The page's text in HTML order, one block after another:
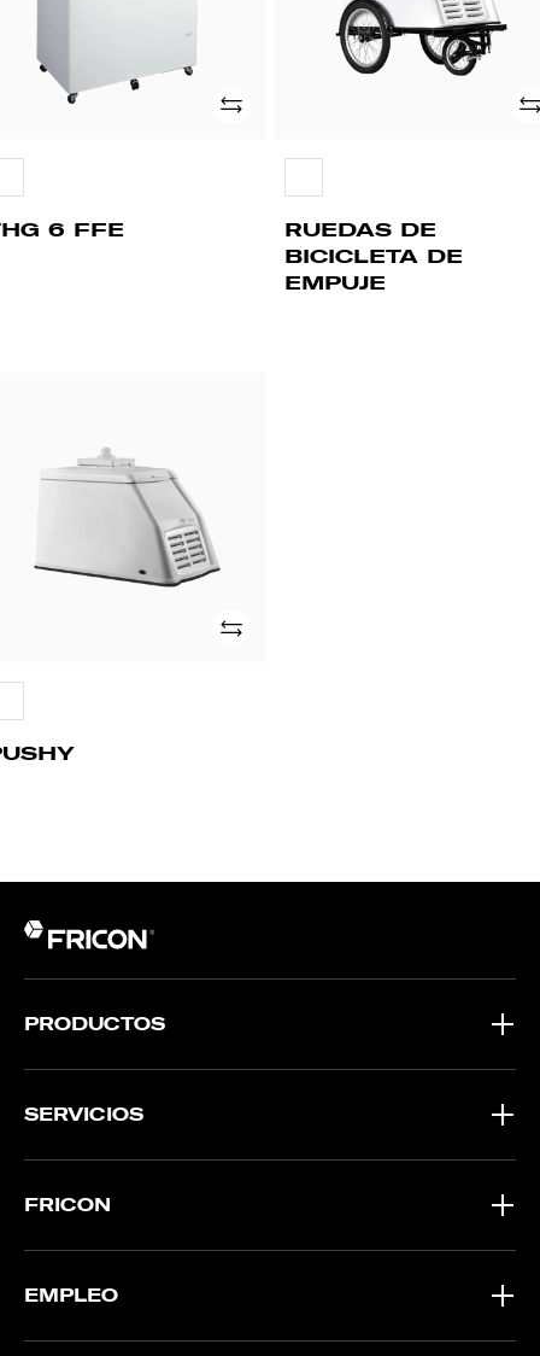
Añade
6 FFE
RUEDAS DE
BICICLETA DE
EMPUJE
Añade
PRODUCTOS
SERVICIOS
FRICON
EMPLEO